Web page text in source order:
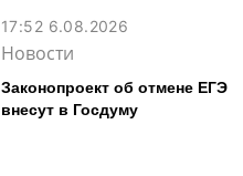
17:52 6.08.2026
Новости
Законопроект об отмене ЕГЭ
внесут в Госдуму